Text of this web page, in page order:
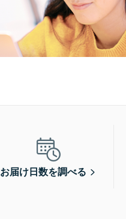
お届け日数を調べる